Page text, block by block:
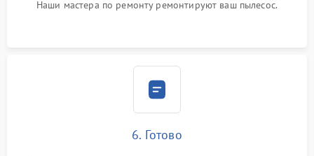
Наши мастера по ремонту ремонтируют ваш пылесос.
6. Готово